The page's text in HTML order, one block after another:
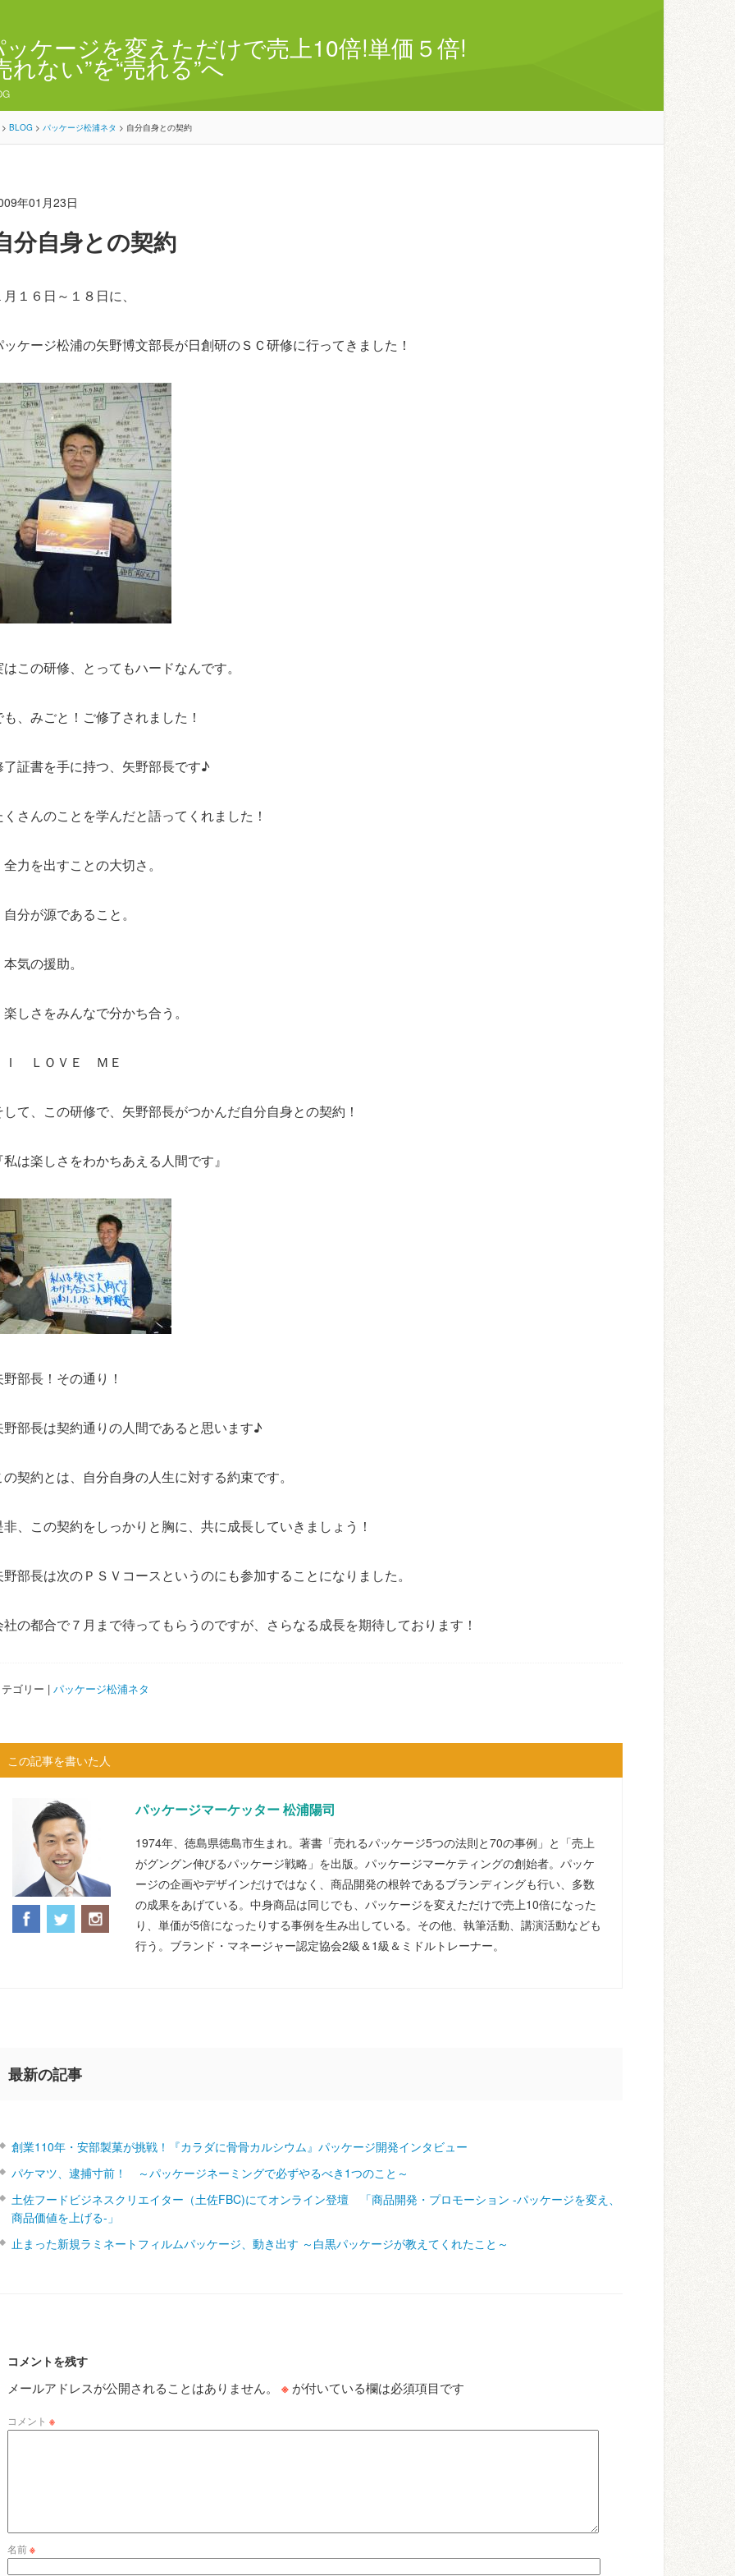
ケージを変えただけで売上10倍!単価５倍!
れない”を“売れる”へ
> BLOG > パッケージ松浦ネタ > 自分自身との契約
年01月23日
分自身との契約
１６日～１８日に、
ッケージ松浦の矢野博文部長が日創研のＳＣ研修に行ってきました！
はこの研修、とってもハードなんです。
も、みごと！ご修了されました！
了証書を手に持つ、矢野部長です♪
くさんのことを学んだと語ってくれました！
全力を出すことの大切さ。
自分が源であること。
気の援助。
楽しさをみんなで分かち合う。
Ｉ ＬＯＶＥ ＭＥ
して、この研修で、矢野部長がつかんだ自分自身との契約！
私は楽しさをわかちあえる人間です』
野部長！その通り！
野部長は契約通りの人間であると思います♪
の契約とは、自分自身の人生に対する約束です。
非、この契約をしっかりと胸に、共に成長していきましょう！
野部長は次のＰＳＶコースというのにも参加することになりました。
社の都合で７月まで待ってもらうのですが、さらなる成長を期待しております！
ゴリー | パッケージ松浦ネタ
この記事を書いた人
パッケージマーケッター 松浦陽司
1974年、徳島県徳島市生まれ。著書「売れるパッケージ5つの法則と70の事例」と「売上
がグングン伸びるパッケージ戦略」を出版。パッケージマーケティングの創始者。パッケ
ージの企画やデザインだけではなく、商品開発の根幹であるブランディングも行い、多数
の成果をあげている。中身商品は同じでも、パッケージを変えただけで売上10倍になった
り、単価が5倍になったりする事例を生み出している。その他、執筆活動、講演活動なども
行う。ブランド・マネージャー認定協会2級＆1級＆ミドルトレーナー。
最新の記事
創業110年・安部製菓が挑戦！『カラダに骨骨カルシウム』パッケージ開発インタビュー
パケマツ、逮捕寸前！ ～パッケージネーミングで必ずやるべき1つのこと～
土佐フードビジネスクリエイター（土佐FBC)にてオンライン登壇 「商品開発・プロモーション ‐パッケージを変え、
商品価値を上げる‐」
止まった新規ラミネートフィルムパッケージ、動き出す ～白黒パッケージが教えてくれたこと～
コメントを残す
メールアドレスが公開されることはありません。 ※ が付いている欄は必須項目です
コメント ※
名前※